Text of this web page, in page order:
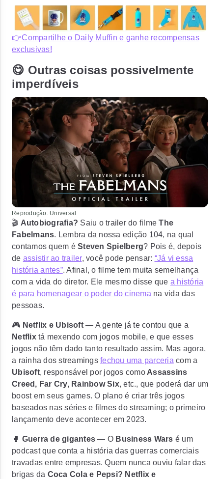
👉Compartilhe o Daily Muffin e ganhe recompensas
exclusivas!
😋 Outras coisas possivelmente
imperdíveis
Reprodução: Universal
🎬 Autobiografia? Saiu o trailer do filmeThe
Fabelmans. Lembra da nossa edição 104, na qual
contamos quem é Steven Spielberg? Pois é, depois
de assistir ao trailer, você pode pensar: “Já vi essa
história antes”. Afinal, o filmetem muita semelhança
com a vida do diretor. Ele mesmo disse que a história
é para homenagear o poder do cinema na vida das
pessoas.
🎮 Netflix e Ubisoft— A gente já te contou que a
Netflix tá mexendo com jogos mobile, e que esses
jogos não têm dado tanto resultado assim. Mas agora,
a rainha dos streamings fechou uma parceria com a
Ubisoft, responsável por jogos comoAssassins
Creed, Far Cry, Rainbow Six, etc., que poderá dar um
boost em seus games. O plano é criar três jogos
baseados nas séries e filmes do streaming; o primeiro
lançamento deve acontecer em 2023.
🥊 Guerra de gigantes — O Business Wars é um
podcast que conta a história das guerras comerciais
travadas entre empresas. Quem nunca ouviu falar das
brigas da Coca Cola e Pepsi? Netflix e